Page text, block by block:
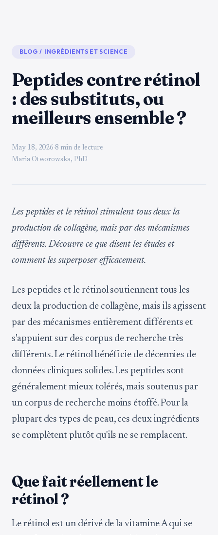
BLOG / INGRÉDIENTS ET SCIENCE
Peptides contre rétinol
: des substituts, ou
meilleurs ensemble ?
May 18, 2026·8 min de lecture
Maria Otworowska, PhD
Les peptides et le rétinol stimulent tous deux la
production de collagène, mais par des mécanismes
différents. Découvre ce que disent les études et
comment les superposer efficacement.
Les peptides et le rétinol soutiennent tous les
deux la production de collagène, mais ils agissent
par des mécanismes entièrement différents et
s'appuient sur des corpus de recherche très
différents. Le rétinol bénéficie de décennies de
données cliniques solides. Les peptides sont
généralement mieux tolérés, mais soutenus par
un corpus de recherche moins étoffé. Pour la
plupart des types de peau, ces deux ingrédients
se complètent plutôt qu'ils ne se remplacent.
Que fait réellement le
rétinol ?
Le rétinol est un dérivé de la vitamine A qui se